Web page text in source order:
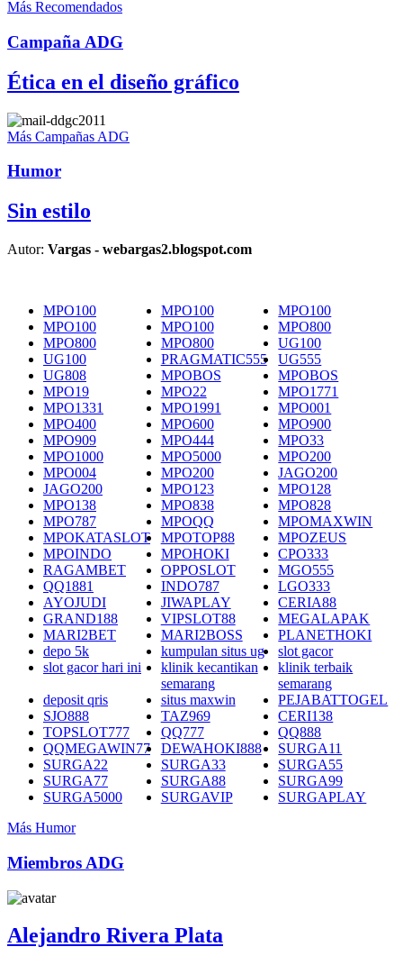
Más Recomendados
Campaña ADG
Ética en el diseño gráfico
Más Campañas ADG
Humor
Sin estilo
Autor: Vargas - webargas2.blogspot.com
MPO100 MPO100
MPO100
MPO100
MPO100
MPO800
MPO800
MPO800
UG100
UG100
PRAGMATIC555
UG555
UG808
MPOBOS
MPOBOS
MPO19
MPO22
MPO1771
MPO1331
MPO1991
MPO001
MPO400
MPO600
MPO900
MPO909
MPO444
MPO33
MPO1000
MPO5000
MPO200
MPO004
MPO200
JAGO200
JAGO200
MPO123
MPO128
MPO138
MPO838
MPO828
MPO787
MPOQQ
MPOMAXWIN
MPOKATASLOT
MPOTOP88
MPOZEUS
MPOINDO
MPOHOKI
CPO333
RAGAMBET
OPPOSLOT
MGO555
QQ1881
INDO787
LGO333
AYOJUDI
JIWAPLAY
CERIA88
GRAND188
VIPSLOT88
MEGALAPAK
MARI2BET
MARI2BOSS
PLANETHOKI
depo 5k
kumpulan situs ug
slot gacor
slot gacor hari ini
klinik kecantikan
semarang
klinik terbaik
semarang
deposit qris
situs maxwin
PEJABATTOGEL
SJO888
TAZ969
CERI138
TOPSLOT777
QQ777
QQ888
QQMEGAWIN77
DEWAHOKI888
SURGA11
SURGA22
SURGA33
SURGA55
SURGA77
SURGA88
SURGA99
SURGA5000
SURGAVIP
SURGAPLAY
Más Humor
Miembros ADG
Alejandro Rivera Plata